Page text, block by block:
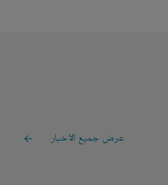
عرض جميع الأخبار